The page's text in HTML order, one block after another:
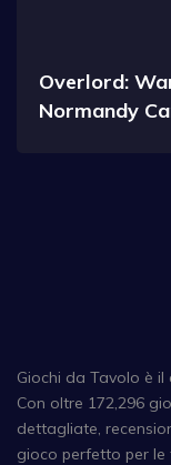
Overlord:
Normandy
Giochi da Tavolo è
Con oltre 172,296
dettagliate,
gioco perfetto per le